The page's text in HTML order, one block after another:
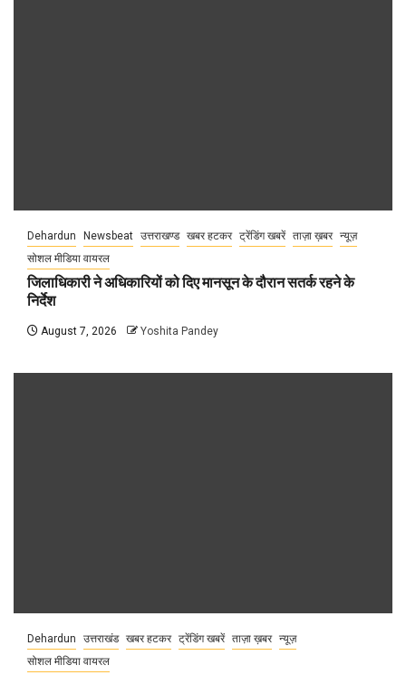
Dehardun Newsbeat उत्तराखण्ड खबर हटकर ट्रेंडिंग खबरें ताज़ा ख़बर न्यूज़
सोशल मीडिया वायरल
जिलाधिकारी ने अधिकारियों को दिए मानसून के दौरान सतर्क रहने के
निर्देश
August 7, 2026 Yoshita Pandey
Dehardun उत्तराखंड खबर हटकर ट्रेंडिंग खबरें ताज़ा ख़बर न्यूज़
सोशल मीडिया वायरल